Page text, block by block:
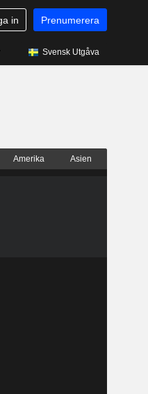
in Prenumerera
Svensk Utgåva
Amerika Asien